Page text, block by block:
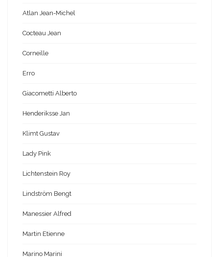
Atlan Jean-Michel
Cocteau Jean
Corneille
Erro
Giacometti Alberto
Henderiksse Jan
Klimt Gustav
Lady Pink
Lichtenstein Roy
Lindström Bengt
Manessier Alfred
Martin Etienne
Marino Marini